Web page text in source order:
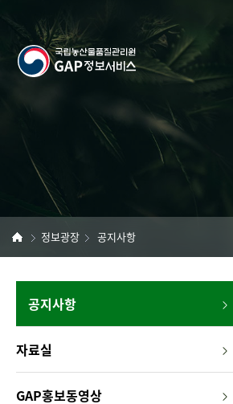
국
산
품
질
관
리
원
뉴
공지사항
자료실
GAP홍보동영상
정보광장 공지사항